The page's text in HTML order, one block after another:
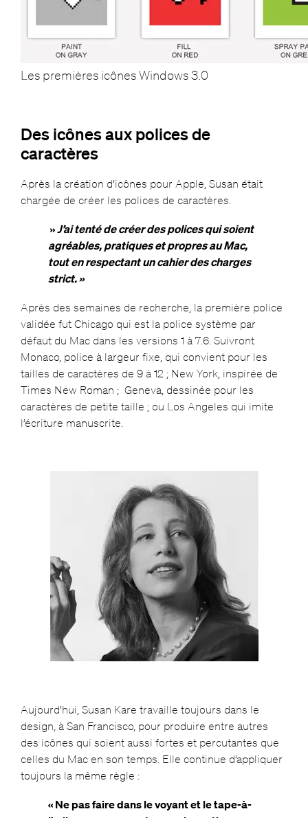
Les premières icônes Windows 3.0
Des icônes aux polices de
caractères
Après la création d’icônes pour Apple, Susan était
chargée de créer les polices de caractères.
»J’ai tenté de créer des polices qui soient
agréables, pratiques et propres au Mac,
tout en respectant un cahier des charges
strict. »
Après des semaines de recherche, la première police
validée fut Chicago qui est la police système par
défaut du Mac dans les versions 1 à 7.6. Suivront
Monaco, police à largeur fixe, qui convient pour les
tailles de caractères de 9 à 12 ; New York, inspirée de
Times New Roman ; Geneva, dessinée pour les
caractères de petite taille ; ou Los Angeles qui imite
l’écriture manuscrite.
Aujourd’hui, Susan Kare travaille toujours dans le
design, à San Francisco, pour produire entre autres
des icônes qui soient aussi fortes et percutantes que
celles du Mac en son temps. Elle continue d’appliquer
toujours la même règle :
« Ne pas faire dans le voyant et le tape-à-